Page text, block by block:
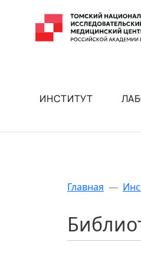
ИНСТИТУТ
Главная —